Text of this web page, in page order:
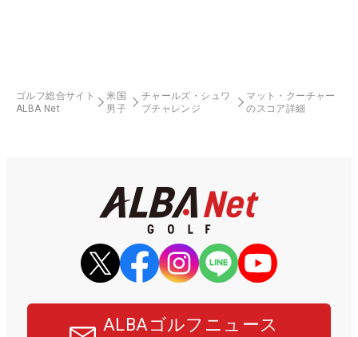
ゴルフ総合サイト
ALBA Net
米国
男子
チャールズ・シュワ
ブチャレンジ
マット・クーチャー
のスコア詳細
ALBAゴルフニュース